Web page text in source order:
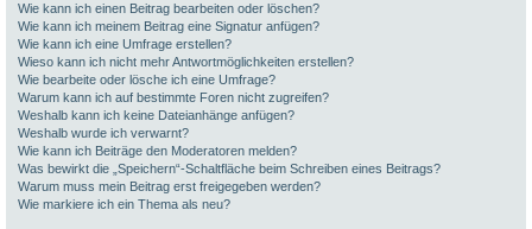
Wie kann ich einen Beitrag bearbeiten oder löschen?
Wie kann ich meinem Beitrag eine Signatur anfügen?
Wie kann ich eine Umfrage erstellen?
Wieso kann ich nicht mehr Antwortmöglichkeiten erstellen?
Wie bearbeite oder lösche ich eine Umfrage?
Warum kann ich auf bestimmte Foren nicht zugreifen?
Weshalb kann ich keine Dateianhänge anfügen?
Weshalb wurde ich verwarnt?
Wie kann ich Beiträge den Moderatoren melden?
Was bewirkt die „Speichern“-Schaltfläche beim Schreiben eines Beitrags?
Warum muss mein Beitrag erst freigegeben werden?
Wie markiere ich ein Thema als neu?